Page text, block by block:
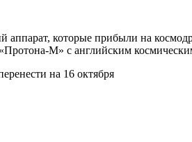
аппарат, которые прибыли на
М» с английским